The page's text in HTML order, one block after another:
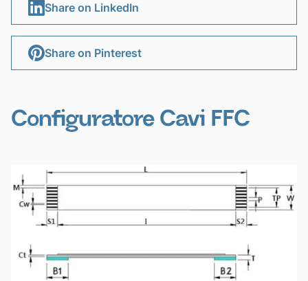
Share on LinkedIn
Share on Pinterest
Configuratore Cavi FFC